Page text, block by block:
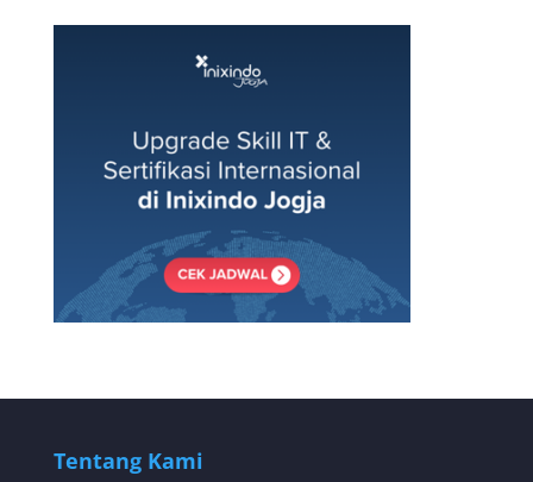
Tentang Kami